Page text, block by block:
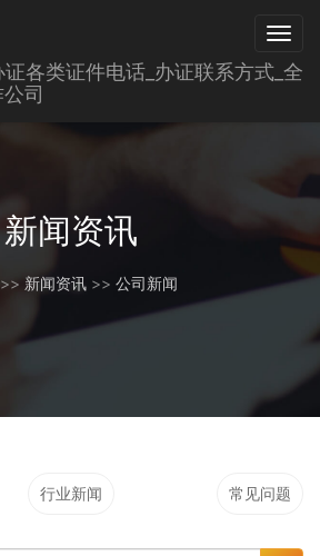
新闻资讯
>> 新闻资讯 >> 公司新闻
行业新闻 常见问题